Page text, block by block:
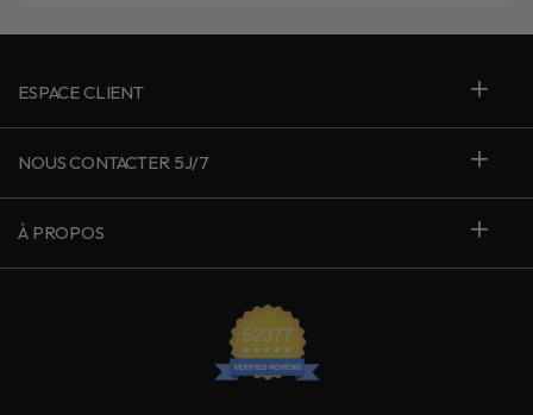
ESPACE CLIENT
NOUS CONTACTER 5J/7
À PROPOS